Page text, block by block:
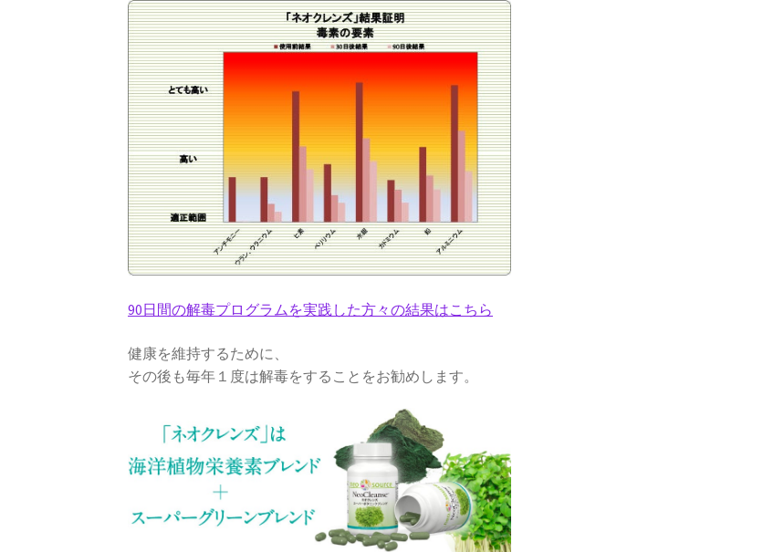
90日間の解毒プログラムを実践した方々の結果はこちら
健康を維持するために、
その後も毎年１度は解毒をすることをお勧めします。